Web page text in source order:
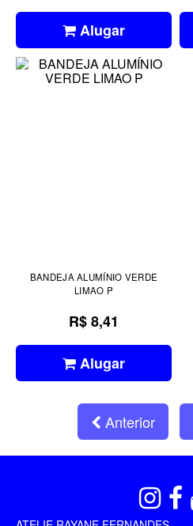
Alugar
BANDEJA ALUMÍNIO VERDE
LIMAO P
R$ 8,41
Alugar
Anterior